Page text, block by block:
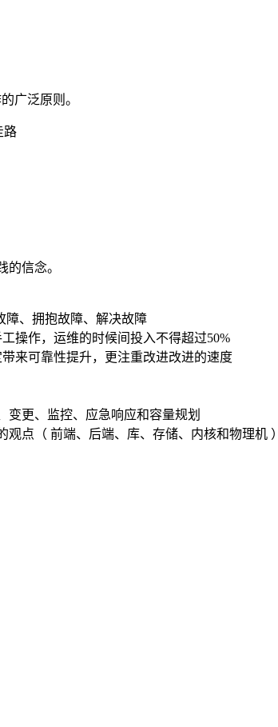
广泛原则。
路
的信念。
障、拥抱故障、解决故障
操作，运维的时候间投入不得超过50%
来可靠性提升，更注重改进改进的速度
变更、监控、应急响应和容量规划
点（ 前端、后端、库、存储、内核和物理机 ）